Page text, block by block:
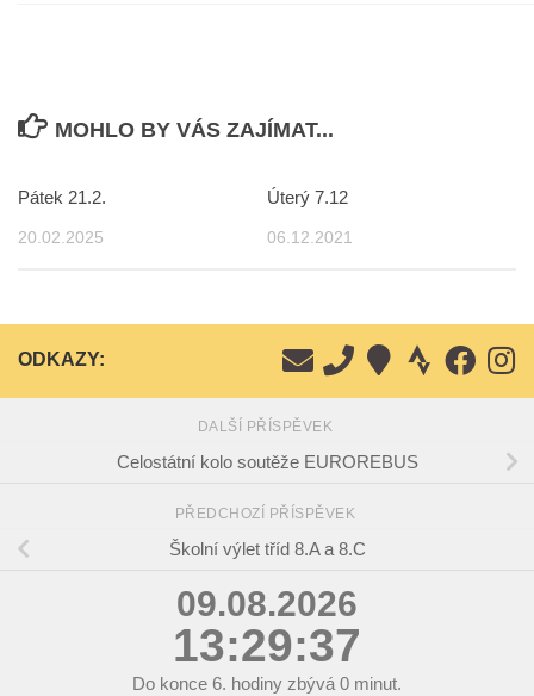
MOHLO BY VÁS ZAJÍMAT...
Pátek 21.2.
20.02.2025
Úterý 7.12
06.12.2021
ODKAZY:
DALŠÍ PŘÍSPĚVEK
Celostátní kolo soutěže EUROREBUS
PŘEDCHOZÍ PŘÍSPĚVEK
Školní výlet tříd 8.A a 8.C
09.08.2026
13:29:38
Do konce 6. hodiny zbývá 0 minut.